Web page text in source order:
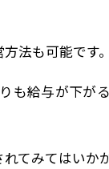
法も可能です。
も給与が下が
てみてはいか